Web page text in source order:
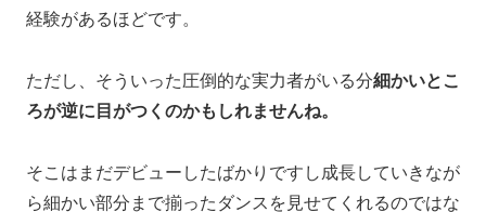
経験があるほどです。
ただし、そういった圧倒的な実力者がいる分細かいとこ
ろが逆に目がつくのかもしれませんね。
そこはまだデビューしたばかりですし成長していきなが
ら細かい部分まで揃ったダンスを見せてくれるのではな